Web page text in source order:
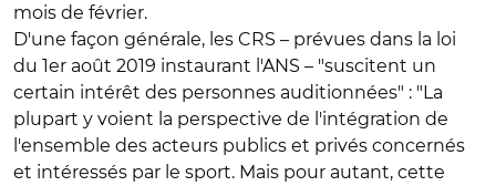
mois de février.
D'une façon générale, les CRS – prévues dans la loi
du 1er août 2019 instaurant l'ANS – "suscitent un
certain intérêt des personnes auditionnées" : "La
plupart y voient la perspective de l'intégration de
l'ensemble des acteurs publics et privés concernés
et intéressés par le sport. Mais pour autant, cette